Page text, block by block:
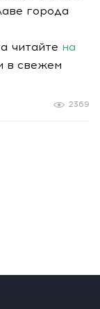
города
читайте на
в свежем
2369